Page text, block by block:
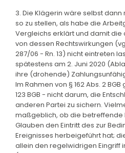
3. Die Klägerin wäre selbst dann
so zu stellen, als habe die
Vergleichs erklärt und damit
von dessen Rechtswirkungen
287/06 - Rn. 13) nicht eintreten
spätestens am 2. Juni 2020
ihre (drohende)
Im Rahmen von § 162 Abs. 2
123 BGB - nicht darum, die
anderen Partei zu sichern.
maßgeblich, ob die betreffende
Glauben den Eintritt des zur
Ereignisses herbeigeführt hat;
allein den regelwidrigen Eingriff